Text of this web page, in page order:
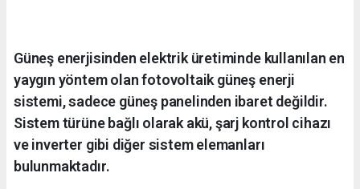
Güneş enerjisinden elektrik üretiminde kullanılan en
yaygın yöntem olan fotovoltaik güneş enerji
sistemi, sadece güneş panelinden ibaret değildir.
Sistem türüne bağlı olarak akü, şarj kontrol cihazı
ve inverter gibi diğer sistem elemanları
bulunmaktadır.